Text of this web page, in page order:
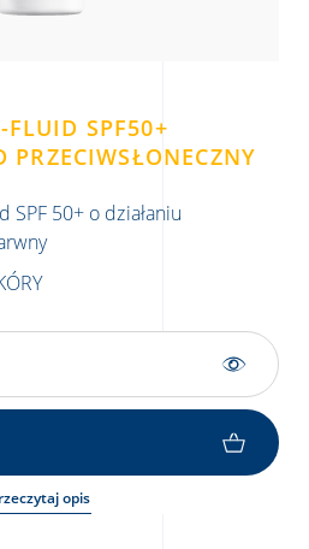
FLUID SPF50+
50+ o działaniu
opis